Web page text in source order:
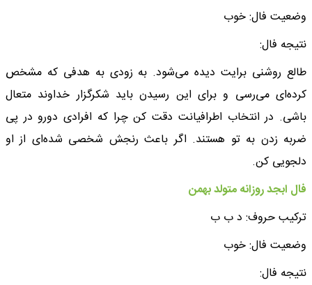
وضعیت فال: خوب
نتیجه فال:
طالع روشنی برایت دیده می‌شود. به زودی به هدفی که مشخص
کرده‌ای می‌رسی و برای این رسیدن باید شکرگزار خداوند متعال
باشی. در انتخاب اطرافیانت دقت کن چرا که افرادی دورو در پی
ضربه زدن به تو هستند. اگر باعث رنجش شخصی شده‌ای از او
دلجویی کن.
فال ابجد روزانه متولد بهمن
ترکیب حروف: د ب ب
وضعیت فال: خوب
نتیجه فال: